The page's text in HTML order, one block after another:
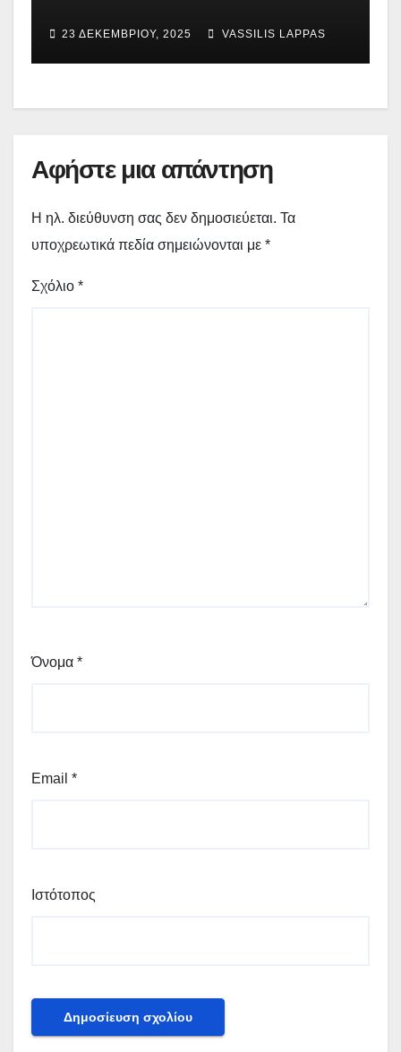
23 ΔΕΚΕΜΒΡΊΟΥ, 2025 VASSILIS LAPPAS
Αφήστε μια απάντηση
Η ηλ. διεύθυνση σας δεν δημοσιεύεται. Τα
υποχρεωτικά πεδία σημειώνονται με *
Σχόλιο *
Όνομα *
Email *
Ιστότοπος